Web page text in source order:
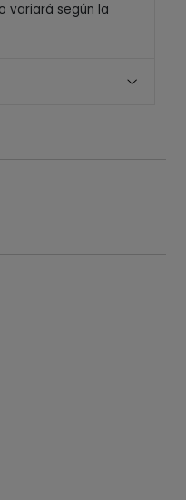
variará según la